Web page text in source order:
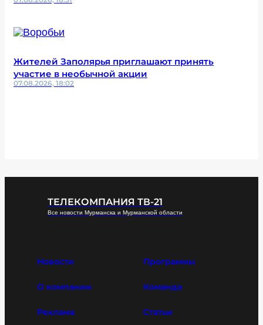
Жителей Заполярья приглашают принять
участие в необычной акции
07.08.2026, 18:02
ТЕЛЕКОМПАНИЯ ТВ-21
Все новости Мурманска и Мурманской области
Новости Программы
О компании Команда
Реклама Статьи